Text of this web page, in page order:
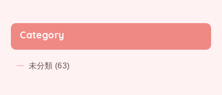
Category
未分類 (63)